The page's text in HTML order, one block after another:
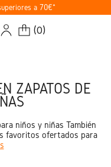
a 70€*
(0)
ZAPATOS DE
niños y niñas También
favoritos ofertados para